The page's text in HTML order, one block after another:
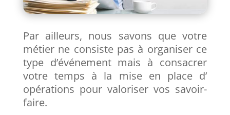
Par ailleurs, nous savons que votre
métier ne consiste pas à organiser ce
type d’événement mais à consacrer
votre temps à la mise en place d’
opérations pour valoriser vos savoir-
faire.